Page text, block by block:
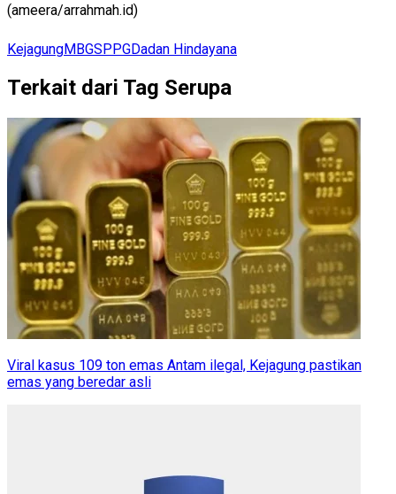
(ameera/arrahmah.id)
KejagungMBGSPPGDadan Hindayana
Terkait dari Tag Serupa
Viral kasus 109 ton emas Antam ilegal, Kejagung pastikan
emas yang beredar asli